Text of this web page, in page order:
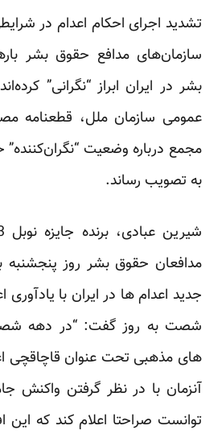
تشدید اجرای احکام اعدام در
سازمان‌های مدافع حقوق بشر
بشر در ایران ابراز “نگرانی”
عمومی سازمان ملل، قطعنامه‌
مجمع درباره وضعیت “نگران‌کننده”
به تصویب رساند.
مدافعان حقوق بشر روز پنجشنبه
جدید اعدام ها در ایران با
شصت به روز گفت: “در دهه
های مذهبی تحت عنوان قاچاقچی
آنزمان با در نظر گرفتن واکنش
توانست صراحتا اعلام کند که این